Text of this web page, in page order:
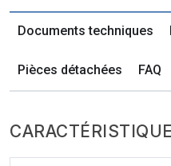
Documents techniques
Pièces détachées FAQ